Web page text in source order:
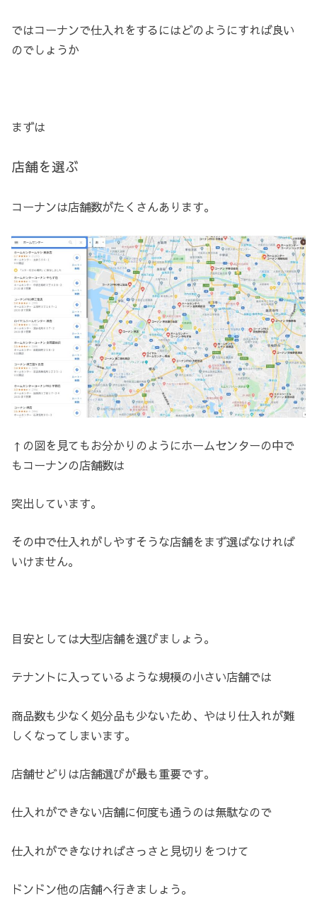
ではコーナンで仕入れをするにはどのようにすれば良い
のでしょうか
まずは
店舗を選ぶ
コーナンは店舗数がたくさんあります。
↑の図を見てもお分かりのようにホームセンターの中で
もコーナンの店舗数は
突出しています。
その中で仕入れがしやすそうな店舗をまず選ばなければ
いけません。
目安としては大型店舗を選びましょう。
テナントに入っているような規模の小さい店舗では
商品数も少なく処分品も少ないため、やはり仕入れが難
しくなってしまいます。
店舗せどりは店舗選びが最も重要です。
仕入れができない店舗に何度も通うのは無駄なので
仕入れができなければさっさと見切りをつけて
ドンドン他の店舗へ行きましょう。